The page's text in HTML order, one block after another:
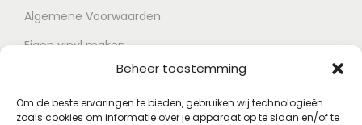
Beheer toestemming
Om de beste ervaringen te bieden, gebruiken wij technologieën
zoals cookies om informatie over je apparaat op te slaan en/of te
Algemene Voorwaarden
Eigen vinyl maken
Retour voorwaarden
Contact